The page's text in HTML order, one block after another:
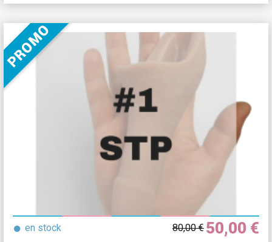
● en stock 80,00 € 50,00 €